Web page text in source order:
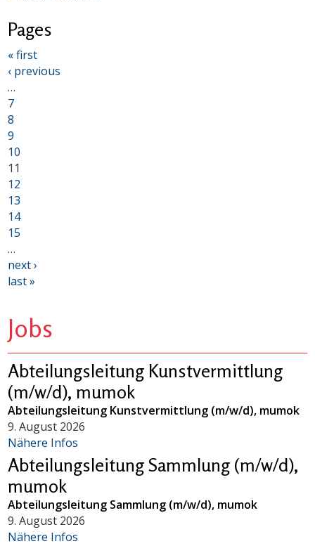
Pages
« first
‹ previous
…
7
8
9
10
11
12
13
14
15
…
next ›
last »
Jobs
Abteilungsleitung Kunstvermittlung
(m/w/d), mumok
Abteilungsleitung Kunstvermittlung (m/w/d), mumok
9. August 2026
Nähere Infos
Abteilungsleitung Sammlung (m/w/d),
mumok
Abteilungsleitung Sammlung (m/w/d), mumok
9. August 2026
Nähere Infos